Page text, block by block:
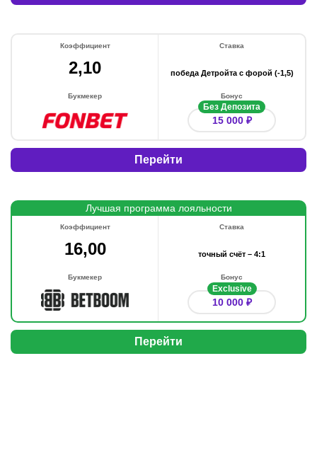
Коэффициент
2,10
Ставка
победа Детройта с форой (-1,5)
Букмекер Бонус
Без Депозита
15 000 ₽
Перейти
Лучшая программа лояльности
Коэффициент
16,00
Ставка
точный счёт – 4:1
Букмекер Бонус
Exclusive
10 000 ₽
Перейти